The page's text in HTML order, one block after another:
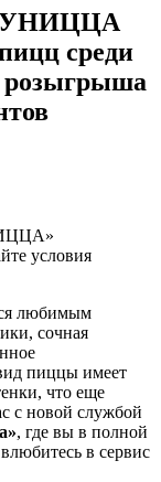
среди
розыгрыша
любимым
сочная
пиццы имеет
что еще
с новой службой
, где вы в полной
в сервис